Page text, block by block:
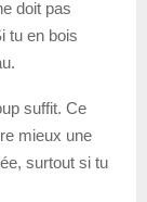
doit pas
tu en bois
suffit. Ce
mieux une
surtout si tu